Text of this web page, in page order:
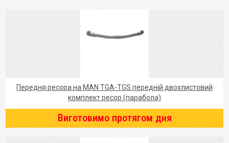
Передня ресора на MAN TGA-TGS передній двохлистовий
комплект ресор (парабола)
Виготовимо протягом дня